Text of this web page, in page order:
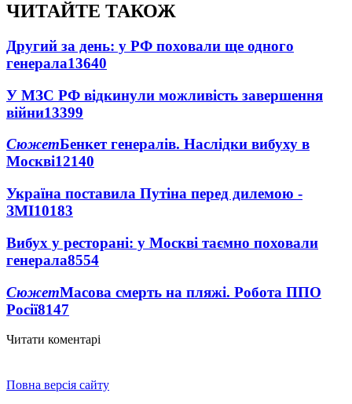
ЧИТАЙТЕ ТАКОЖ
Другий за день: у РФ поховали ще одного
генерала13640
У МЗС РФ відкинули можливість завершення
війни13399
СюжетБенкет генералів. Наслідки вибуху в
Москві12140
Україна поставила Путіна перед дилемою -
ЗМІ10183
Вибух у ресторані: у Москві таємно поховали
генерала8554
СюжетМасова смерть на пляжі. Робота ППО
Росії8147
Читати коментарі
Повна версія сайту